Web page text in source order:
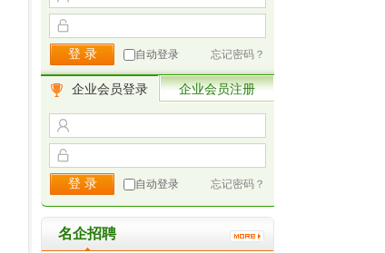
自动登录 忘记密码？
企业会员登录 企业会员注册
自动登录 忘记密码？
名企招聘